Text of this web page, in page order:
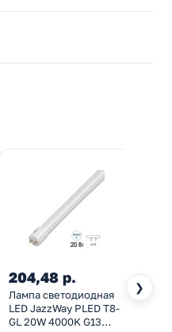
❯
204,48 р.
Лампа светодиодная
LED JazzWay PLED T8-
GL 20W 4000K G13